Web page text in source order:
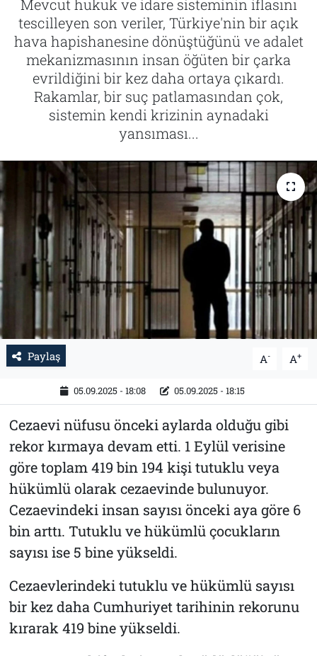
Mevcut hukuk ve idare sisteminin iflasını
tescilleyen son veriler, Türkiye'nin bir açık
hava hapishanesine dönüştüğünü ve adalet
mekanizmasının insan öğüten bir çarka
evrildiğini bir kez daha ortaya çıkardı.
Rakamlar, bir suç patlamasından çok,
sistemin kendi krizinin aynadaki
yansıması...
Paylaş A- A+
05.09.2025 - 18:08 05.09.2025 - 18:15
Cezaevi nüfusu önceki aylarda olduğu gibi
rekor kırmaya devam etti. 1 Eylül verisine
göre toplam 419 bin 194 kişi tutuklu veya
hükümlü olarak cezaevinde bulunuyor.
Cezaevindeki insan sayısı önceki aya göre 6
bin arttı. Tutuklu ve hükümlü çocukların
sayısı ise 5 bine yükseldi.
Cezaevlerindeki tutuklu ve hükümlü sayısı
bir kez daha Cumhuriyet tarihinin rekorunu
kırarak 419 bine yükseldi.
Tarih
İletişim
Künye